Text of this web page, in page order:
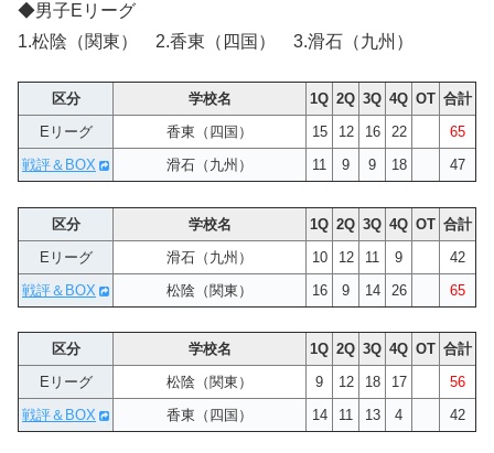
◆男子Eリーグ
1.松陰（関東） 2.香東（四国） 3.滑石（九州）
区分 学校名 1Q 2Q 3Q 4Q OT 合計
Eリーグ
香東（四国） 15 12 16 22
65
戦評＆BOX
滑石（九州） 11 9 9 18 47
区分 学校名 1Q 2Q 3Q 4Q OT 合計
Eリーグ
滑石（九州） 10 12 11 9
42
戦評＆BOX
松陰（関東） 16 9 14 26 65
区分 学校名 1Q 2Q 3Q 4Q OT 合計
Eリーグ
松陰（関東） 9 12 18 17
56
戦評＆BOX
香東（四国） 14 11 13 4 42